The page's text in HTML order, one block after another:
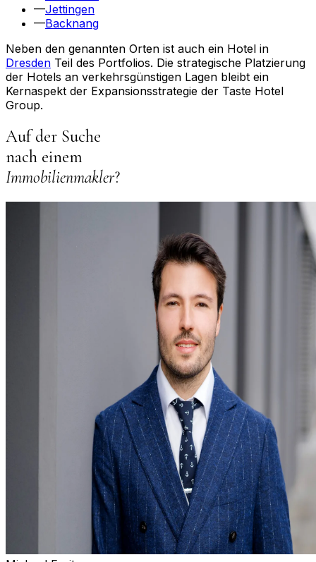
—Jettingen
—Backnang
Neben den genannten Orten ist auch ein Hotel in
Dresden Teil des Portfolios. Die strategische Platzierung
der Hotels an verkehrsgünstigen Lagen bleibt ein
Kernaspekt der Expansionsstrategie der Taste Hotel
Group.
Auf der Suche
nach einem
Immobilienmakler?